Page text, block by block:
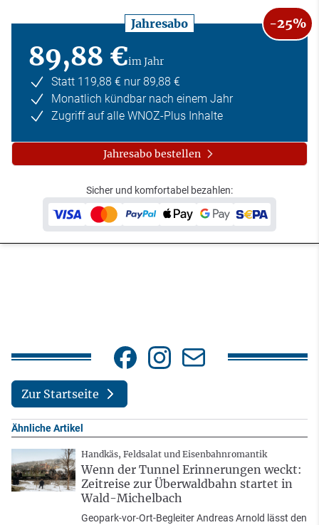
Jahresabo -25%
89,88 €im Jahr
Statt 119,88 € nur 89,88 €
Monatlich kündbar nach einem Jahr
Zugriff auf alle WNOZ-Plus Inhalte
Jahresabo bestellen
Sicher und komfortabel bezahlen:
Zur Startseite
Ähnliche Artikel
Handkäs, Feldsalat und Eisenbahnromantik
Wenn der Tunnel Erinnerungen weckt:
Zeitreise zur Überwaldbahn startet in
Wald-Michelbach
Geopark-vor-Ort-Begleiter Andreas Arnold lässt den